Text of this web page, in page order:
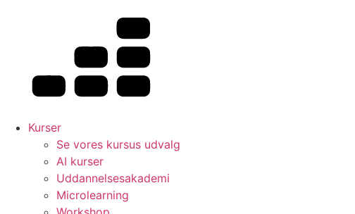
Kurser
Se vores kursus udvalg
AI kurser
Uddannelsesakademi
Microlearning